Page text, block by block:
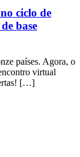
ciclo de
base
países. Agora, o
virtual
[…]